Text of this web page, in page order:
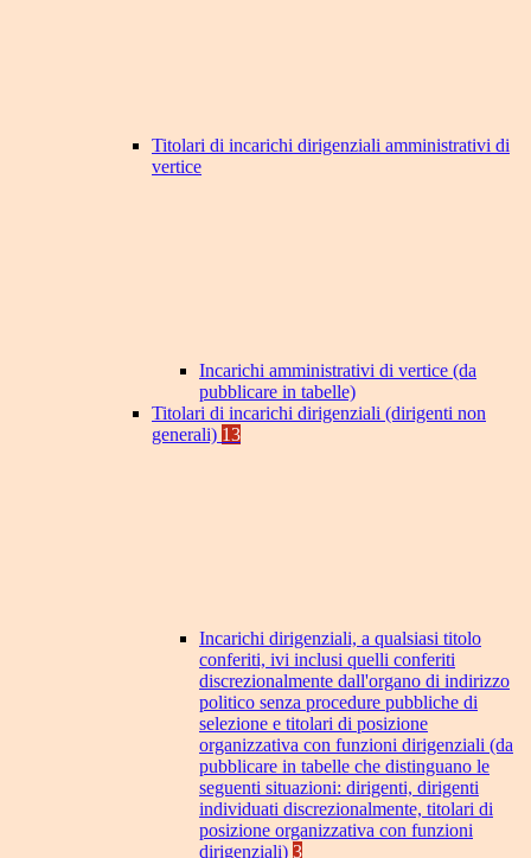
Titolari di incarichi dirigenziali amministrativi di
vertice
Incarichi amministrativi di vertice (da
pubblicare in tabelle)
Titolari di incarichi dirigenziali (dirigenti non
generali) 13
Incarichi dirigenziali, a qualsiasi titolo
conferiti, ivi inclusi quelli conferiti
discrezionalmente dall'organo di indirizzo
politico senza procedure pubbliche di
selezione e titolari di posizione
organizzativa con funzioni dirigenziali (da
pubblicare in tabelle che distinguano le
seguenti situazioni: dirigenti, dirigenti
individuati discrezionalmente, titolari di
posizione organizzativa con funzioni
dirigenziali) 3